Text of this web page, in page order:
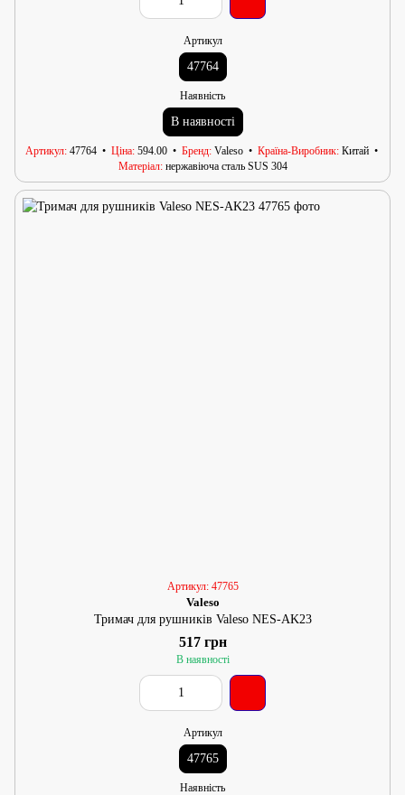
Артикул
47764
Наявність
В наявності
Артикул 47764 Ціна 594.00 Бренд Valeso Країна-Виробник Китай
Матеріал нержавіюча сталь SUS 304
Артикул: 47765
Valeso
Тримач для рушників Valeso NES-AK23
517 грн
В наявності
Артикул
47765
Наявність